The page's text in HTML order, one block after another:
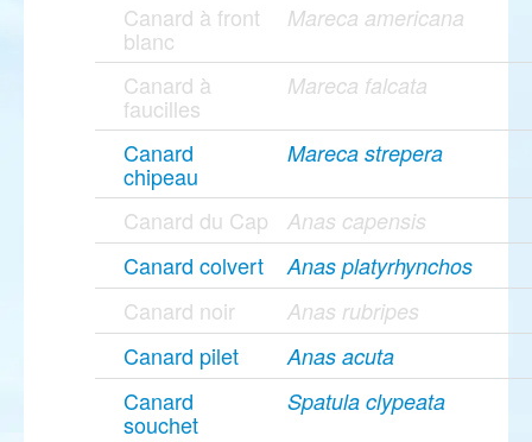
Canard à front
blanc
Mareca americana
Canard à
faucilles
Mareca falcata
Canard
chipeau
Mareca strepera
Canard du Cap Anas capensis
Canard colvert Anas platyrhynchos
Canard noir Anas rubripes
Canard pilet Anas acuta
Canard
souchet
Spatula clypeata